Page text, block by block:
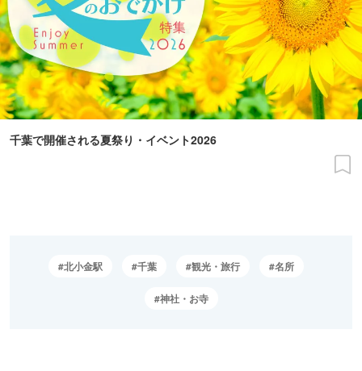
千葉で開催される夏祭り・イベント2026
北小金駅 千葉 観光・旅行 名所
神社・お寺